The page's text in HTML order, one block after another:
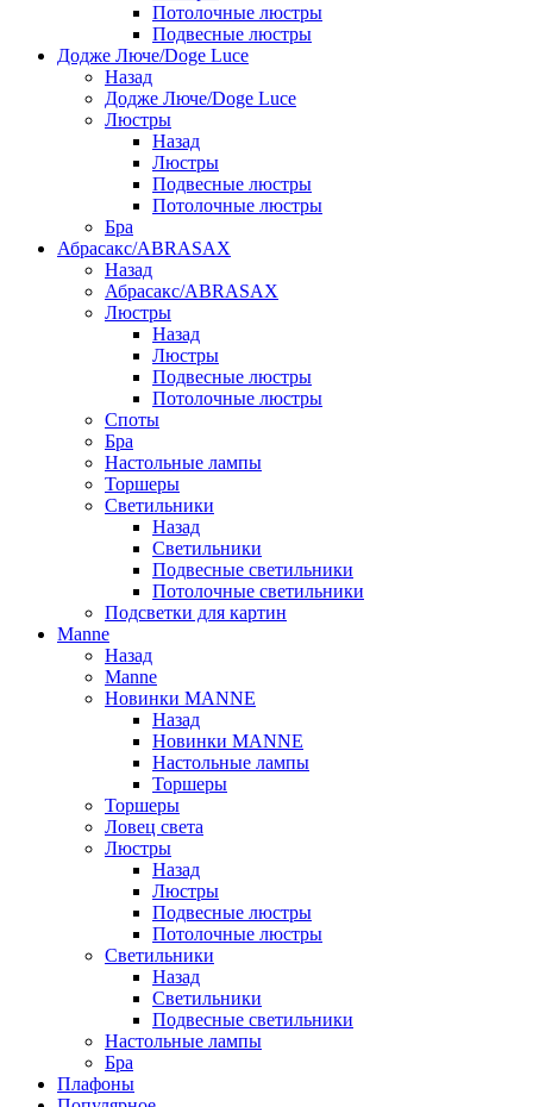
Потолочные люстры
Подвесные люстры
Додже Люче/Doge Luce
Назад
Додже Люче/Doge Luce
Люстры
Назад
Люстры
Подвесные люстры
Потолочные люстры
Бра
Абрасакс/ABRASAX
Назад
Абрасакс/ABRASAX
Люстры
Назад
Люстры
Подвесные люстры
Потолочные люстры
Споты
Бра
Настольные лампы
Торшеры
Светильники
Назад
Светильники
Подвесные светильники
Потолочные светильники
Подсветки для картин
Manne
Назад
Manne
Новинки MANNE
Назад
Новинки MANNE
Настольные лампы
Торшеры
Торшеры
Ловец света
Люстры
Назад
Люстры
Подвесные люстры
Потолочные люстры
Светильники
Назад
Светильники
Подвесные светильники
Настольные лампы
Бра
Плафоны